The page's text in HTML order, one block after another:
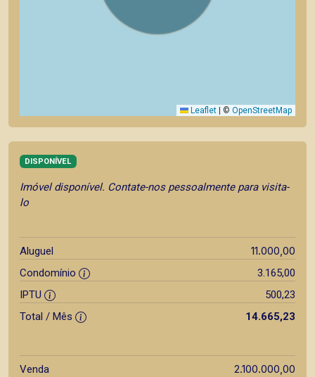
Leaflet © OpenStreetMap
DISPONÍVEL
Imóvel disponível. Contate-nos pessoalmente para visita-
lo
Aluguel 11.000,00
Condomínio
3.165,00
IPTU
500,23
Total / Mês
14.665,23
Venda 2.100.000,00